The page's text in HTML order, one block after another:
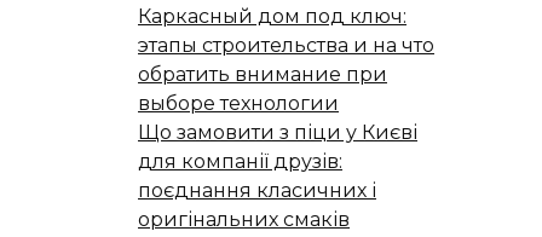
Каркасный дом под ключ:
этапы строительства и на что
обратить внимание при
выборе технологии
Що замовити з піци у Києві
для компанії друзів:
поєднання класичних і
оригінальних смаків